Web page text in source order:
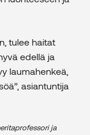
tulee haitat
edellä ja
laumahenkeä,
asiantuntija
ja